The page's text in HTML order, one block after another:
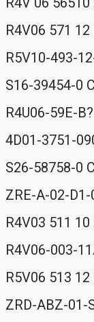
R4V06 571 12
R5V10-493-
S16-39454-0
R4U06-59E-
4D01-3751-
S26-58758-0
ZRE-A-02-D1-
R4V03 511 10
R4V06-003-
R5V06 513
ZRD-ABZ-01-